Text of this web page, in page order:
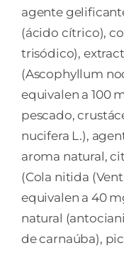
agente
(ácido cítrico),
trisódico),
(Ascophyllum
equivalen a 100
pescado,
nucifera L.),
aroma natural,
(Cola nitida
equivalen a 40
natural
de carnaúba),